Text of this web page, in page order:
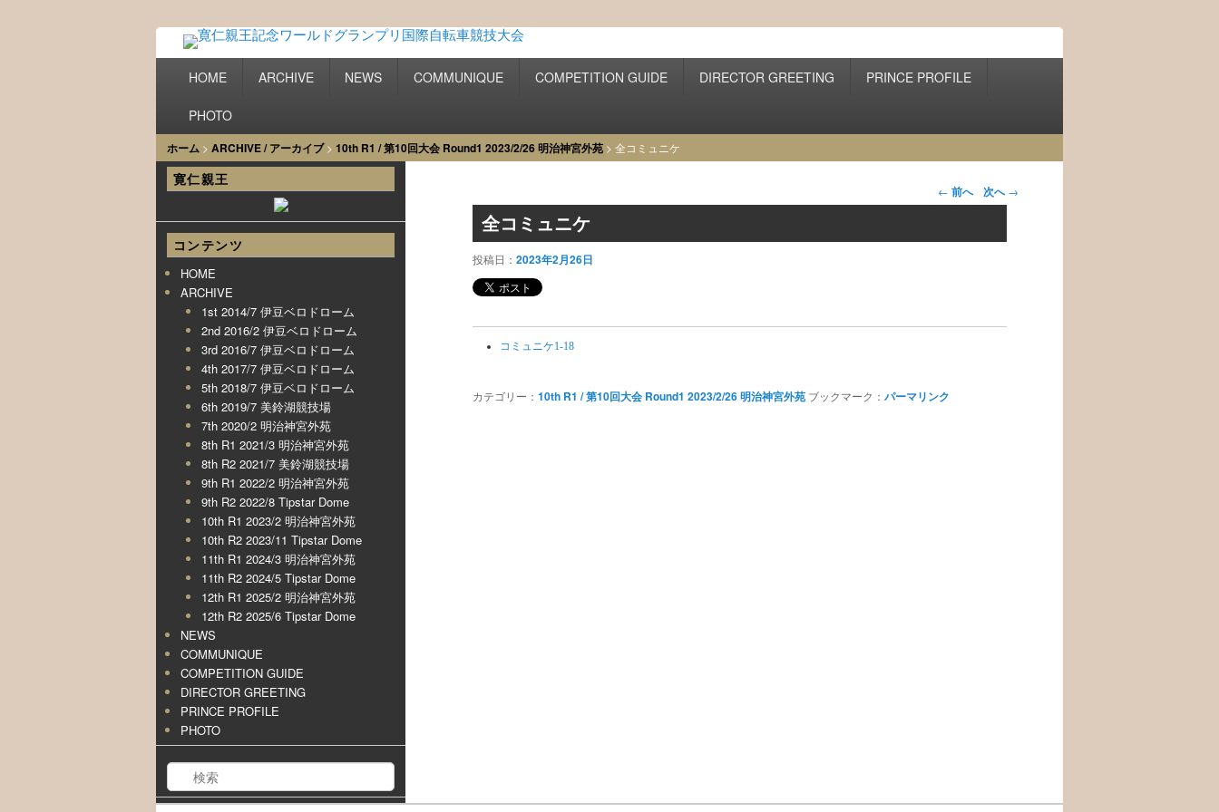
寛仁親王記念ワールドグランプリ国際自転
車競技大会
PRINCE TOMOHITO MEMORIAL WORLD GRAND PRIX
Primary menu
Skip to primary content
Skip to secondary content
HOME ARCHIVE NEWS COMMUNIQUE COMPETITION GUIDE DIRECTOR GREETING PRINCE PROFILE
PHOTO
ホーム > ARCHIVE / アーカイブ> 10th R1 / 第10回大会 Round1 2023/2/26 明治神宮外苑 > 全コミュニケ
Post
navigation
← 前へ 次へ→
全コミュニケ
投稿日： 2023年2月26日
コミュニケ1-18
カテゴリー： 10th R1 / 第10回大会 Round1 2023/2/26 明治神宮外苑ブックマーク： パーマリンク
寛仁親王
コンテンツ
HOME
ARCHIVE
1st 2014/7 伊豆ベロドローム
2nd 2016/2 伊豆ベロドローム
3rd 2016/7 伊豆ベロドローム
4th 2017/7 伊豆ベロドローム
5th 2018/7 伊豆ベロドローム
6th 2019/7 美鈴湖競技場
7th 2020/2 明治神宮外苑
8th R1 2021/3 明治神宮外苑
8th R2 2021/7 美鈴湖競技場
9th R1 2022/2 明治神宮外苑
9th R2 2022/8 Tipstar Dome
10th R1 2023/2 明治神宮外苑
10th R2 2023/11 Tipstar Dome
11th R1 2024/3 明治神宮外苑
11th R2 2024/5 Tipstar Dome
12th R1 2025/2 明治神宮外苑
12th R2 2025/6 Tipstar Dome
NEWS
COMMUNIQUE
COMPETITION GUIDE
DIRECTOR GREETING
PRINCE PROFILE
PHOTO
検索